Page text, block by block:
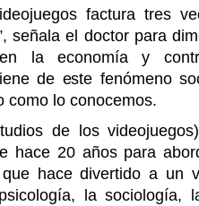
factura tres
señala el doctor para
la economía y
de este fenómeno
como lo conocemos.
de los
hace 20 años para
hace divertido a un
la sociología,